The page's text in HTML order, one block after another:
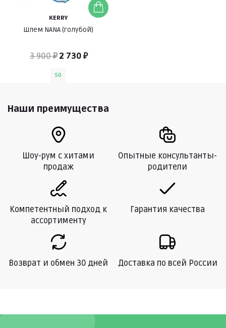
KERRY
Шлем NANA (голубой)
3 900 ₽ 2 730 ₽
50
Наши преимущества
Шоу-рум с хитами
продаж
Опытные консультанты-
родители
Компетентный подход к
ассортименту
Гарантия качества
Возврат и обмен 30 дней Доставка по всей России